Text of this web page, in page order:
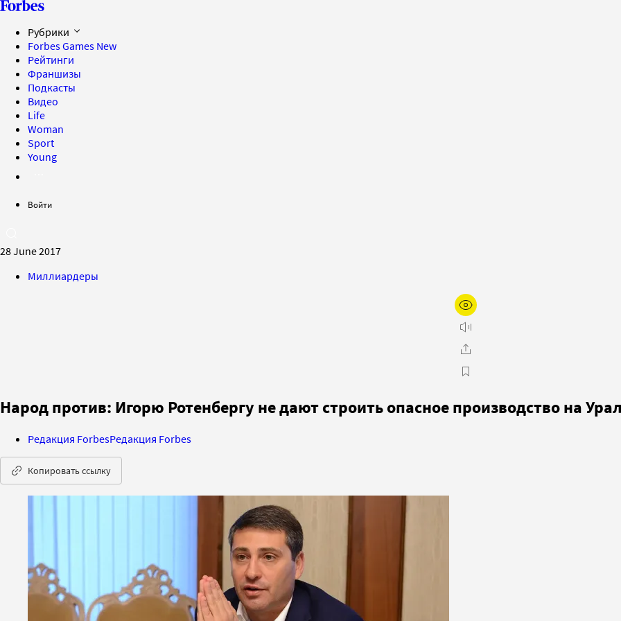
Рубрики
Forbes Games New
Рейтинги
Франшизы
Подкасты
Видео
Life
Woman
Sport
Young
Войти
28 June 2017
Миллиардеры
Народ против: Игорю Ротенбергу не дают строить опасное производство на
Редакция ForbesРедакция Forbes
Копировать ссылку